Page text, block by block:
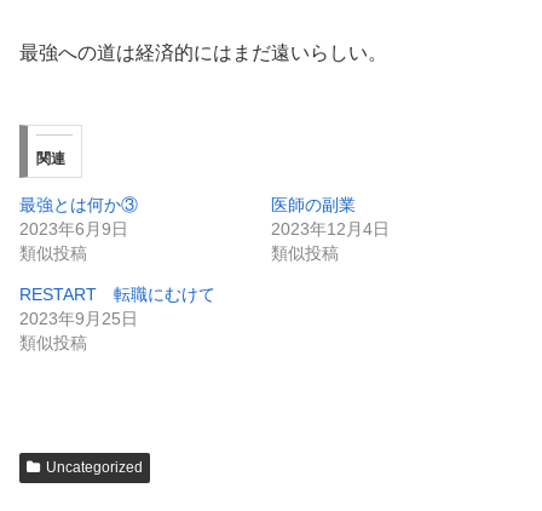
最強への道は経済的にはまだ遠いらしい。
関連
最強とは何か③
2023年6月9日
類似投稿
医師の副業
2023年12月4日
類似投稿
RESTART 転職にむけて
2023年9月25日
類似投稿
Uncategorized